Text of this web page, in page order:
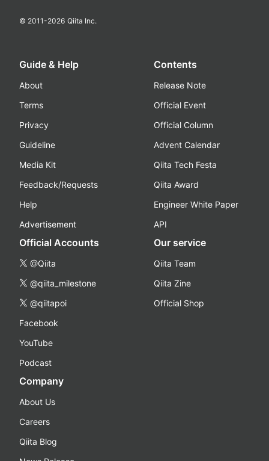
© 2011-2026 Qiita Inc.
Guide & Help
About
Terms
Privacy
Guideline
Media Kit
Feedback/Requests
Help
Advertisement
Contents
Release Note
Official Event
Official Column
Advent Calendar
Qiita Tech Festa
Qiita Award
Engineer White Paper
API
Official Accounts
@Qiita
@qiita_milestone
@qiitapoi
Facebook
YouTube
Podcast
Our service
Qiita Team
Qiita Zine
Official Shop
Company
About Us
Careers
Qiita Blog